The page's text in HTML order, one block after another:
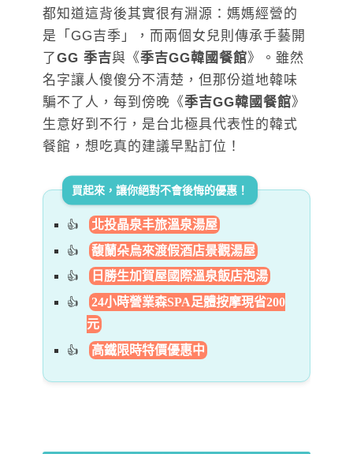
都知道這背後其實很有淵源：媽媽經營的
是「GG吉季」，而兩個女兒則傳承手藝開
了GG 季吉與《季吉GG韓國餐館》。雖然
名字讓人傻傻分不清楚，但那份道地韓味
騙不了人，每到傍晚《季吉GG韓國餐館》
生意好到不行，是台北極具代表性的韓式
餐館，想吃真的建議早點訂位！
買起來，讓你絕對不會後悔的優惠！
北投晶泉丰旅溫泉湯屋
馥蘭朵烏來渡假酒店景觀湯屋
日勝生加賀屋國際溫泉飯店泡湯
24小時營業森SPA足體按摩現省200
元
高鐵限時特價優惠中